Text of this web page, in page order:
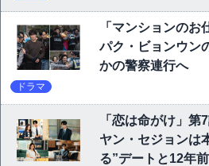
「マンションのお
パク・ビョンウン
かの警察連行へ
ドラマ
「恋は命がけ」第
ヤン・セジョンは
る”デートと12年